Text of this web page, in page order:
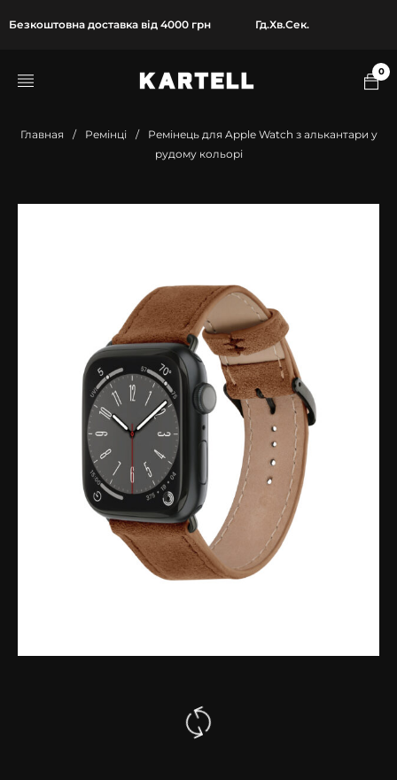
Безкоштовна доставка від 4000 грн Гд.Хв.Сек.
0
Главная / Ремінці /
Ремінець для Apple Watch з алькантари у
рудому кольорі